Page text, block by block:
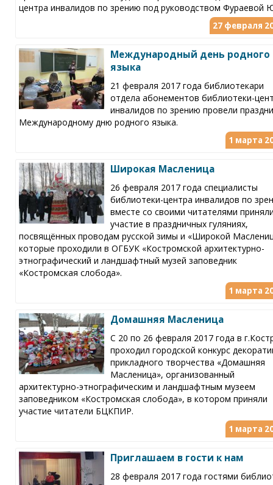
центра инвалидов по зрению под руководством Фураевой
27 февраля
Международный день родного
языка
21 февраля 2017 года библиотекари
отдела абонементов библиотеки-
инвалидов по зрению провели
Международному дню родного языка.
1 марта
Широкая Масленица
26 февраля 2017 года специалисты
библиотеки-центра инвалидов по
вместе со своими читателями
участие в праздничных гуляниях,
посвящённых проводам русской зимы и «Широкой
которые проходили в ОГБУК «Костромской архитектурно-
этнографический и ландшафтный музей заповедник
«Костромская слобода».
1 марта
Домашняя Масленица
С 20 по 26 февраля 2017 года в
проходил городской конкурс
прикладного творчества «Домашняя
Масленица», организованный
архитектурно-этнографическим и ландшафтным музеем
заповедником «Костромская слобода», в котором приняли
участие читатели БЦКПИР.
1 марта
Приглашаем в гости к нам
28 февраля 2017 года гостями